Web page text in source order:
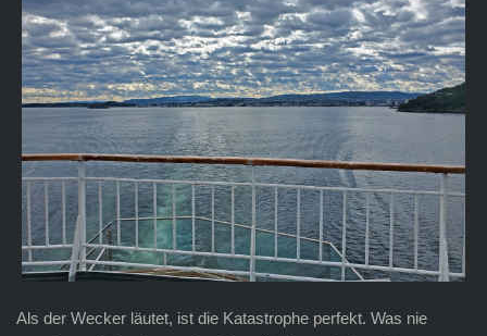
Als der Wecker läutet, ist die Katastrophe perfekt. Was nie